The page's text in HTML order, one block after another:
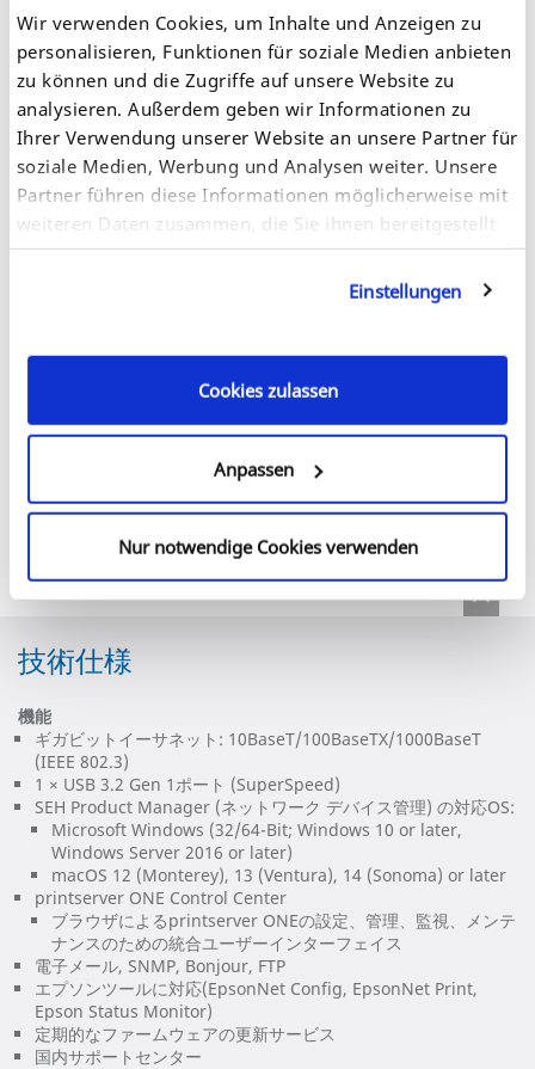
Wir verwenden Cookies, um Inhalte und Anzeigen zu
personalisieren, Funktionen für soziale Medien anbieten
zu können und die Zugriffe auf unsere Website zu
analysieren. Außerdem geben wir Informationen zu
Ihrer Verwendung unserer Website an unsere Partner für
soziale Medien, Werbung und Analysen weiter. Unsere
Partner führen diese Informationen möglicherweise mit
weiteren Daten zusammen, die Sie ihnen bereitgestellt
haben oder die sie im Rahmen Ihrer Nutzung der
Dienste gesammelt haben. Sie geben Einwilligung zu
unseren Cookies, wenn Sie unsere Webseite weiterhin
Einstellungen
Cookies zulassen
Anpassen
Nur notwendige Cookies verwenden
ト用のネットワーク
上記の両方のネットワークからセキュリティーを担保しながら、
１台のプリンタにアクセスすることは可能になります。
様々なプリンタで利用できます:
インクジェットプリンタ、レーザープリンタ、ラベルプリンタ、
大型プリンタ、バーコードプリンタ、複合機等
技術仕様
機能
ギガビットイーサネット: 10BaseT/100BaseTX/1000BaseT
(IEEE 802.3)
1 × USB 3.2 Gen 1ポート (SuperSpeed)
SEH Product Manager (ネットワーク デバイス管理) の対応OS:
Microsoft Windows (32/64-Bit; Windows 10 or later,
Windows Server 2016 or later)
macOS 12 (Monterey), 13 (Ventura), 14 (Sonoma) or later
printserver ONE Control Center
ブラウザによるprintserver ONEの設定、管理、監視、メンテ
ナンスのための統合ユーザーインターフェイス
電子メール, SNMP, Bonjour, FTP
エプソンツールに対応(EpsonNet Config, EpsonNet Print,
Epson Status Monitor)
定期的なファームウェアの更新サービス
国内サポートセンター